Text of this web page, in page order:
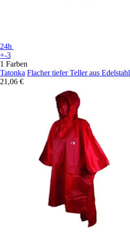
24h
+-3
1 Farben
Tatonka Flacher tiefer Teller aus Edelstahl
21,06 €